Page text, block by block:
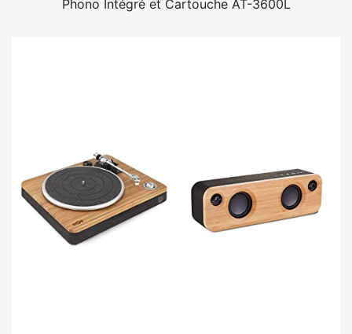
Phono Intégré et Cartouche AT-3600L